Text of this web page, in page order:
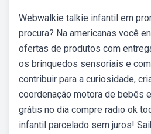
Webwalkie talkie infantil em
procura? Na americanas você
ofertas de produtos com
os brinquedos sensoriais e
contribuir para a curiosidade,
coordenação motora de bebês
grátis no dia compre radio ok
infantil parcelado sem juros!